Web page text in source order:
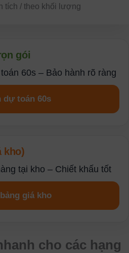
tích / theo khối lượng
gói
60s – Bảo hành rõ ràng
dự toán 60s
kho)
tại kho – Chiết khấu tốt
giá kho
cho các hạng